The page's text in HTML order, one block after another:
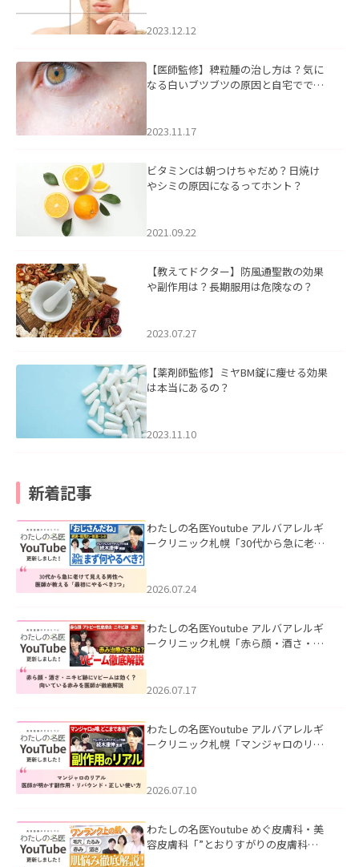
2023.12.12
【医師監修】稗粒腫の治し方は？気に
なる白いブツブツの原因と自宅ででき
2023.11.17
ビタミンCは朝つけちゃだめ？日焼け
やシミの原因になるってホント？
2021.09.22
【教えてドクター】防風通聖散の効果
や副作用は？長期服用は危険なの？
2023.07.27
【薬剤師監修】ミヤBM錠に痩せる効果
は本当にあるの？
2023.11.10
新着記事
わたしの名医Youtube アルバアレルギ
ークリニック札幌「30代から急に老け
た。
2026.07.24
わたしの名医Youtube アルバアレルギ
ークリニック札幌「赤ら顔・酒さ・ニ
した。
2026.07.17
わたしの名医Youtube アルバアレルギ
ークリニック札幌「マンジャロのリア
た。
2026.07.10
わたしの名医Youtube めぐ皮膚科・美
容皮膚科「”とおりすがりの皮膚科